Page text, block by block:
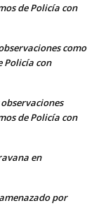
de Policía con
como
Policía con
de Policía con
en
por